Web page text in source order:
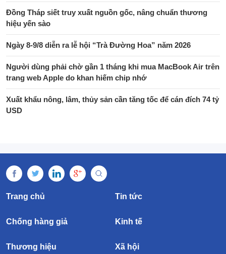
Đồng Tháp siết truy xuất nguồn gốc, nâng chuẩn thương
hiệu yến sào
Ngày 8-9/8 diễn ra lễ hội “Trà Đường Hoa” năm 2026
Người dùng phải chờ gần 1 tháng khi mua MacBook Air trên
trang web Apple do khan hiếm chip nhớ
Xuất khẩu nông, lâm, thủy sản cần tăng tốc để cán đích 74 tỷ
USD
Trang chủ Tin tức
Chống hàng giả Kinh tế
Thương hiệu Xã hội